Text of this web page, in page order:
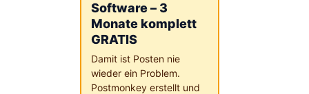
Software – 3
Monate komplett
GRATIS
Damit ist Posten nie
wieder ein Problem.
Postmonkey erstellt und